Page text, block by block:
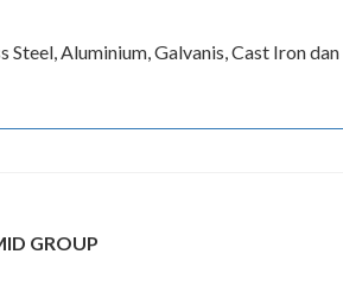
Steel, Aluminium, Galvanis, Cast Iron dan
GROUP